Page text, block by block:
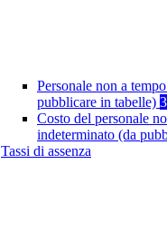
Personale non a
pubblicare in tabelle) 3
Costo del personale
indeterminato (da
Tassi di assenza